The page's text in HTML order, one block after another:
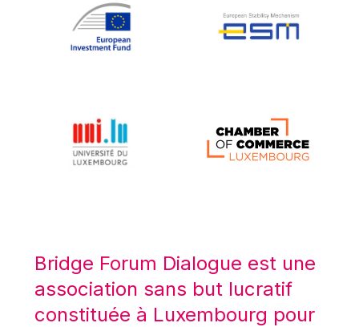
Mario Monti
Maroš ŠEFČOVIČ
Michael Berry
Michael Palmer
Michael Sohlman
Otmar Issing
Paolo Mengozzi
Paschal Donohoe
Bridge Forum Dialogue est une
association sans but lucratif
constituée à Luxembourg pour